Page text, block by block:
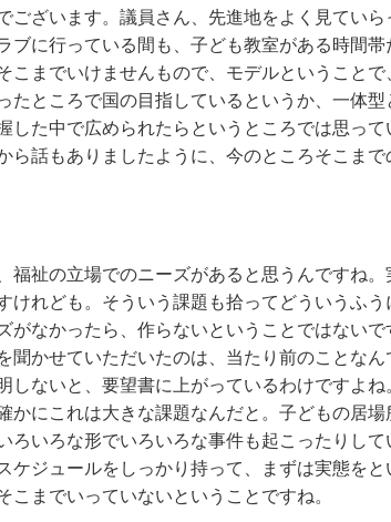
ざいます。議員さん、先進地をよく見ていら
に行っている間も、子ども教室がある時間帯
までいけませんもので、モデルということ
ところで国の目指しているというか、一体
た中で広められたらというところでは思って
話もありましたように、今のところそこま
福祉の立場でのニーズがあると思うんですね
れども。そういう課題も拾ってどういうふ
なかったら、作らないということではない
かせていただいたのは、当たり前のことな
ないと、要望書に上がっているわけですよ
にこれは大きな課題なんだと。子どもの居
いろな形でいろいろな事件も起こったりし
ジュールをしっかり持って、まずは実態をと
までいっていないということですね。